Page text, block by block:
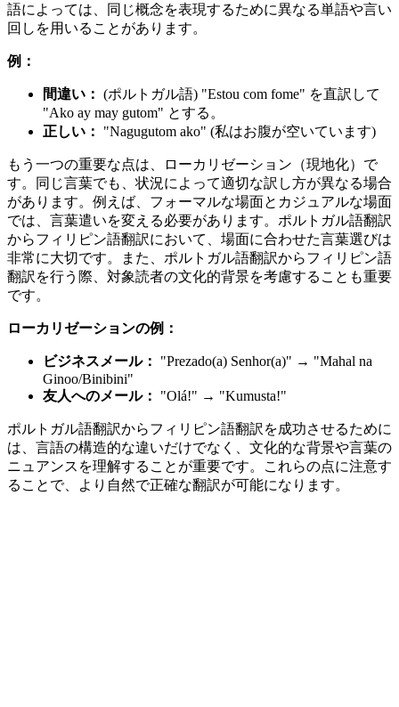
語によっては、同じ概念を表現するために異なる単語や言い
回しを用いることがあります。
例：
間違い： (ポルトガル語) "Estou com fome" を直訳して
"Ako ay may gutom" とする。
正しい：
"Nagugutom ako" (私はお腹が空いています)
もう一つの重要な点は、ローカリゼーション（現地化）で
す。同じ言葉でも、状況によって適切な訳し方が異なる場合
があります。例えば、フォーマルな場面とカジュアルな場面
では、言葉遣いを変える必要があります。ポルトガル語翻訳
からフィリピン語翻訳において、場面に合わせた言葉選びは
非常に大切です。また、ポルトガル語翻訳からフィリピン語
翻訳を行う際、対象読者の文化的背景を考慮することも重要
です。
ローカリゼーションの例：
ビジネスメール：
"Prezado(a) Senhor(a)" → "Mahal na
Ginoo/Binibini"
友人へのメール：
"Olá!" → "Kumusta!"
ポルトガル語翻訳からフィリピン語翻訳を成功させるために
は、言語の構造的な違いだけでなく、文化的な背景や言葉の
ニュアンスを理解することが重要です。これらの点に注意す
ることで、より自然で正確な翻訳が可能になります。